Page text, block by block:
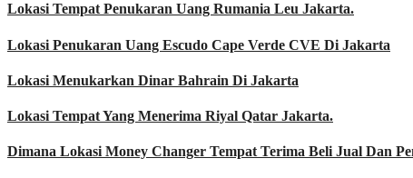
Lokasi Tempat Penukaran Uang Rumania Leu Jakarta.
Lokasi Penukaran Uang Escudo Cape Verde CVE Di Jakarta
Lokasi Menukarkan Dinar Bahrain Di Jakarta
Lokasi Tempat Yang Menerima Riyal Qatar Jakarta.
Dimana Lokasi Money Changer Tempat Terima Beli Jual Dan